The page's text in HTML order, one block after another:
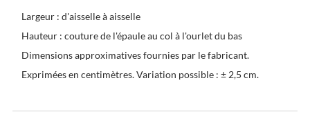
Largeur : d'aisselle à aisselle
Hauteur : couture de l'épaule au col à l'ourlet du bas
Dimensions approximatives fournies par le fabricant.
Exprimées en centimètres. Variation possible : ± 2,5 cm.